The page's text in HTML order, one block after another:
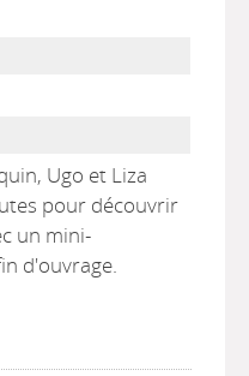
Ugo et Liza
pour découvrir
un mini-
d'ouvrage.